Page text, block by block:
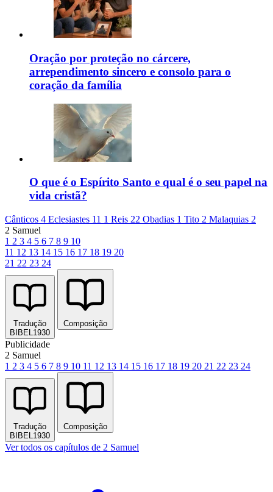
Oração por proteção no cárcere,
arrependimento sincero e consolo para o
coração da família
O que é o Espírito Santo e qual é o seu papel na
vida cristã?
Cânticos 4 Eclesiastes 11 1 Reis 22 Obadias 1 Tito 2 Malaquias 2
2 Samuel
1 2 3 4 5 6 7 8 9 10
11 12 13 14 15 16 17 18 19 20
21 22 23 24
Tradução
BIBEL1930
Composição
Publicidade
2 Samuel
1 2 3 4 5 6 7 8 9 10 11 12 13 14 15 16 17 18 19 20 21 22 23 24
Tradução
BIBEL1930
Composição
Ver todos os capítulos de 2 Samuel